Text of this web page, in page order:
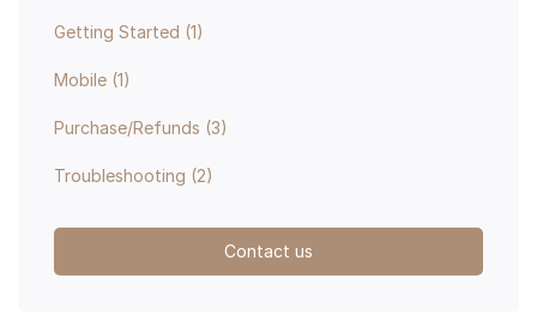
Getting Started (1)
Mobile (1)
Purchase/Refunds (3)
Troubleshooting (2)
Contact us